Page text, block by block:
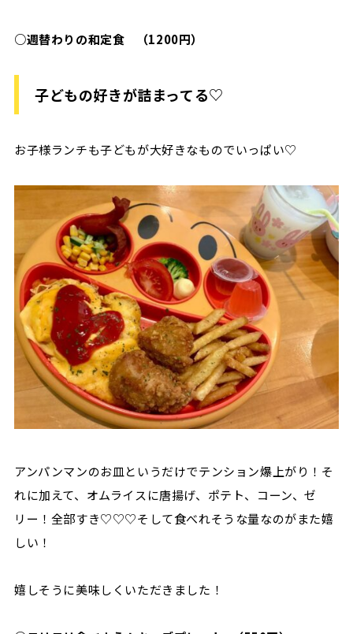
○週替わりの和定食 （1200円）
子どもの好きが詰まってる♡
お子様ランチも子どもが大好きなものでいっぱい♡
アンパンマンのお皿というだけでテンション爆上がり！そ
れに加えて、オムライスに唐揚げ、ポテト、コーン、ゼ
リー！全部すき♡♡♡そして食べれそうな量なのがまた嬉
しい！
嬉しそうに美味しくいただきました！